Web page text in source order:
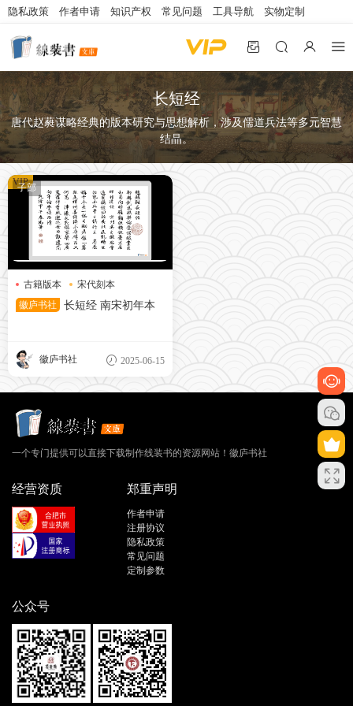
隐私政策 作者申请 知识产权 常见问题 工具导航 实物定制
长短经
唐代赵蕤谋略经典的版本研究与思想解析，涉及儒道兵法等多元智慧
结晶。
子部
古籍版本
宋代刻本
长短经
徽庐书社 长短经 南宋初年本
徽庐书社 2025-06-15
VIP
一个专门提供可以直接下载制作线装书的资源网站！徽庐书社
经营资质 郑重声明
作者申请
注册协议
隐私政策
常见问题
定制参数
公众号